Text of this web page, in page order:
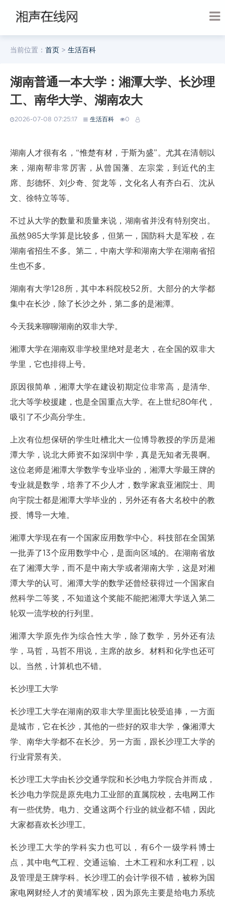
当前位置： 首页 > 生活百科
湖南普通一本大学：湘潭大学、长沙理
工、南华大学、湖南农大
2026-07-08 07:25:17 生活百科 0
湖南人才很有名，“惟楚有材，于斯为盛”。尤其在清朝以
来，湖南帮非常厉害，从曾国藩、左宗棠，到近代的主
席、彭德怀、刘少奇、贺龙等，文化名人有齐白石、沈从
文、徐特立等等。
不过从大学的数量和质量来说，湖南省并没有特别突出。
虽然985大学算是比较多，但第一，国防科大是军校，在
湖南省招生不多。第二，中南大学和湖南大学在湖南省招
生也不多。
湖南有大学128所，其中本科院校52所。大部分的大学都
集中在长沙，除了长沙之外，第二多的是湘潭。
今天我来聊聊湖南的双非大学。
湘潭大学在湖南双非学校里绝对是老大，在全国的双非大
学里，它也排得上号。
原因很简单，湘潭大学在建设初期定位非常高，是清华、
北大等学校援建，也是全国重点大学。在上世纪80年代，
吸引了不少高分学生。
上次有位想保研的学生吐槽北大一位博导教授的学历是湘
潭大学，说北大师资不如深圳中学，真是无知者无畏啊。
这位老师是湘潭大学数学专业毕业的，湘潭大学最王牌的
专业就是数学，培养了不少人才，数学家袁亚湘院士、周
向宇院士都是湘潭大学毕业的，另外还有各大名校中的教
授、博导一大堆。
湘潭大学现在有一个国家应用数学中心。科技部在全国第
一批弄了13个应用数学中心，是面向区域的。在湖南省放
在了湘潭大学，而不是中南大学或者湖南大学，这是对湘
潭大学的认可。湘潭大学的数学还曾经获得过一个国家自
然科学二等奖，不知道这个奖能不能把湘潭大学送入第二
轮双一流学校的行列里。
湘潭大学原先作为综合性大学，除了数学，另外还有法
学，马哲，马哲不用说，主席的故乡。材料和化学也还可
以。当然，计算机也不错。
长沙理工大学
长沙理工大学在湖南的双非大学里面比较受追捧，一方面
是城市，它在长沙，其他的一些好的双非大学，像湘潭大
学、南华大学都不在长沙。另一方面，跟长沙理工大学的
行业背景有关。
长沙理工大学由长沙交通学院和长沙电力学院合并而成，
长沙电力学院是原先电力工业部的直属院校，去电网工作
有一些优势。电力、交通这两个行业的就业都不错，因此
大家都喜欢长沙理工。
长沙理工大学的学科实力也可以，有6个一级学科博士
点，其中电气工程、交通运输、土木工程和水利工程，以
及管理是王牌学科。长沙理工的会计学很不错，被称为国
家电网财经人才的黄埔军校，因为原先主要是给电力系统